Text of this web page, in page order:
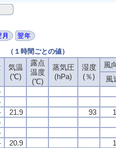
１時間ごとの値）
気温
(℃)
露点
温度
(℃)
蒸気圧
(hPa)
湿度
(％)
風
風
21.9 93
20.9
気温
(℃)
露点
温度
(℃)
蒸気圧
(hPa)
湿度
(％)
風
風
21.9 93
20.9
気温
(℃)
露点
温度
(℃)
蒸気圧
(hPa)
湿度
(％)
風
風
21.9 93
20.9
気温
(℃)
露点
温度
(℃)
蒸気圧
(hPa)
湿度
(％)
風
風
21.9 93
20.9